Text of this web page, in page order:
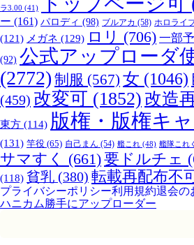
ラ3.00 (41)
ー (161) パロディ (98) ブルアカ (58) ホロライ
(121) メガネ (129) ロリ (706) 一部
(92) 公式アップローダ
(2772) 制服 (567) 女 (1046)
(459) 改変可 (1852) 改造
東方 (114) 版権・版権キ
(131) 竿役 (65) 自己まん (54) 艦これ (48) 艦隊これ
サマすく
(661)要ドルチェ
(118) 貧乳 (380) 転載再配布不
プライバシーポリシー利用規約退会の
ハニカム勝手にアップローダー